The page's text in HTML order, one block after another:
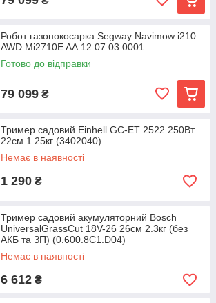
Робот газонокосарка Segway Navimow i210
AWD Mi2710E AA.12.07.03.0001
Готово до відправки
79 099 ₴
Тример садовий Einhell GC-ET 2522 250Вт
22см 1.25кг (3402040)
Немає в наявності
1 290 ₴
Тример садовий акумуляторний Bosch
UniversalGrassCut 18V-26 26см 2.3кг (без
АКБ та ЗП) (0.600.8C1.D04)
Немає в наявності
6 612 ₴